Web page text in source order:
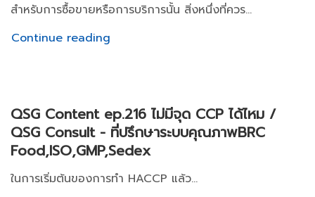
สำหรับการซื้อขายหรือการบริการนั้น สิ่งหนึ่งที่ควร...
Continue reading
QSG Content ep.216 ไม่มีจุด CCP ได้ไหม /
QSG Consult - ที่ปรึกษาระบบคุณภาพBRC
Food,ISO,GMP,Sedex
ในการเริ่มต้นของการทำ HACCP แล้ว...